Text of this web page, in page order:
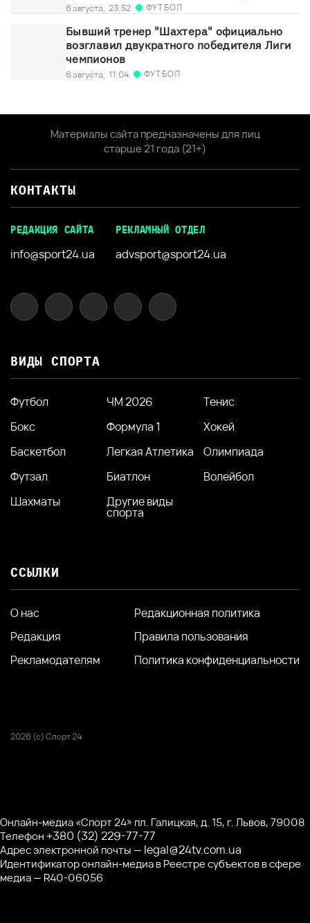
6 августа, 23:52 ФУТБОЛ
Бывший тренер "Шахтера" официально
возглавил двукратного победителя Лиги
чемпионов
6 августа, 11:04 ФУТБОЛ
Материалы сайта предназначены для лиц
старше 21 года (21+)
КОНТАКТЫ
РЕДАКЦИЯ САЙТА
info@sport24.ua
РЕКЛАМНЫЙ ОТДЕЛ
advsport@sport24.ua
ВИДЫ СПОРТА
Футбол ЧМ 2026
Тенис
Бокс
Формула 1
Хокей
Баскетбол
Легкая Атлетика
Олимпиада
Футзал
Биатлон
Волейбол
Шахматы
Другие виды
спорта
ССЫЛКИ
О нас
Редакция
Рекламодателям
Редакционная политика
Правила пользования
Политика конфиденциальности
2026 (с) Спорт 24
Онлайн-медиа «Спорт 24» пл. Галицкая, д. 15, г. Львов, 79008
Телефон +380 (32) 229-77-77
Адрес электронной почты — legal@24tv.com.ua
Идентификатор онлайн-медиа в Реестре субъектов в сфере
медиа — R40-06056